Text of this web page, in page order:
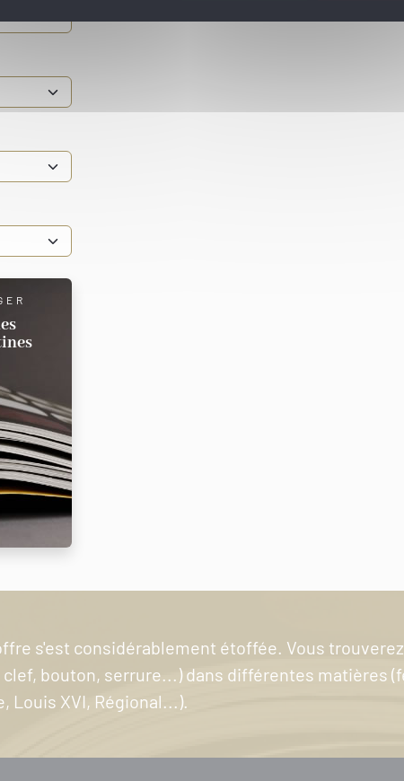
s'est considérablement étoffée. Vous
bouton, serrure...) dans différentes matières
Louis XVI, Régional...).